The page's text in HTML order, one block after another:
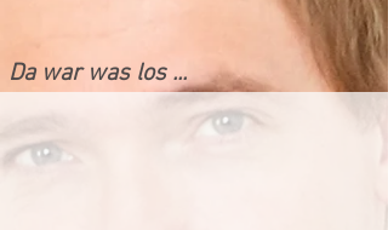
Da war was los ...